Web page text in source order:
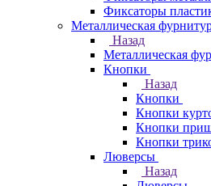
Фиксаторы
Металлическая
Назад
Металлическая
Кнопки
Назад
Кнопки
Кнопки
Кнопки
Кнопки
Люверсы
Назад